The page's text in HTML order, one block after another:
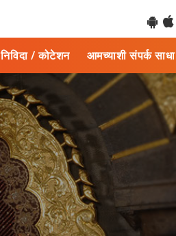
निविदा / कोटेशन आमच्याशी संपर्क साधा